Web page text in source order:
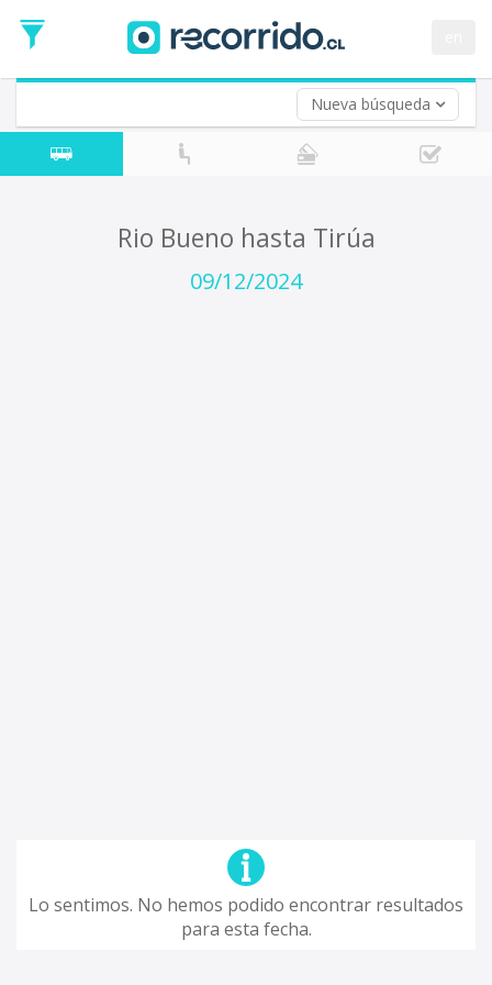
Nueva búsqueda
de
Ida
Vuelta (opcional)
Fecha
de
Rio Bueno hasta Tirúa
09/12/2024
Lo sentimos. No hemos podido encontrar resultados
para esta fecha.